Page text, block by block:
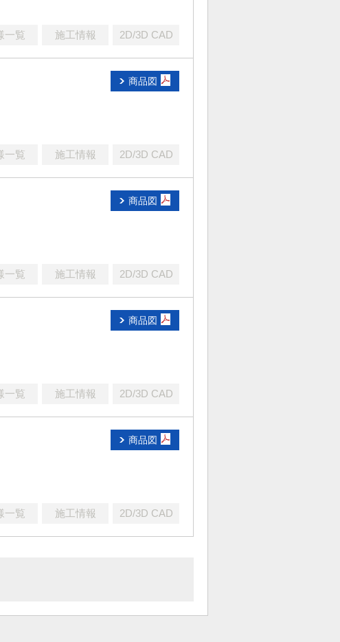
一覧 施工情報 2D/3D CAD
商品図
一覧 施工情報 2D/3D CAD
商品図
一覧 施工情報 2D/3D CAD
商品図
一覧 施工情報 2D/3D CAD
商品図
一覧 施工情報 2D/3D CAD